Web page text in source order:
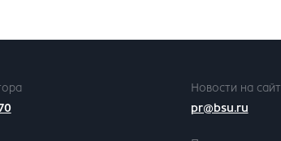
Новости на сайт
pr@bsu.ru